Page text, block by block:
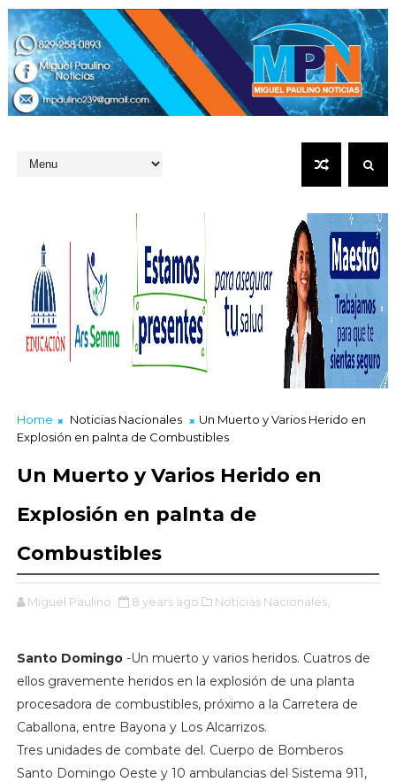
Home Noticias Nacionales
Un Muerto y Varios Herido en
Explosión en palnta de Combustibles
Un Muerto y Varios Herido en
Explosión en palnta de
Combustibles
Miguel Paulino 8 years ago Noticias Nacionales,
Santo Domingo-Un muerto y varios heridos. Cuatros de
ellos gravemente heridos en la explosión de una planta
procesadora de combustibles, próximo a la Carretera de
Caballona, entre Bayona y Los Alcarrizos.
Tres unidades de combate del. Cuerpo de Bomberos
Santo Domingo Oeste y 10 ambulancias del Sistema 911,